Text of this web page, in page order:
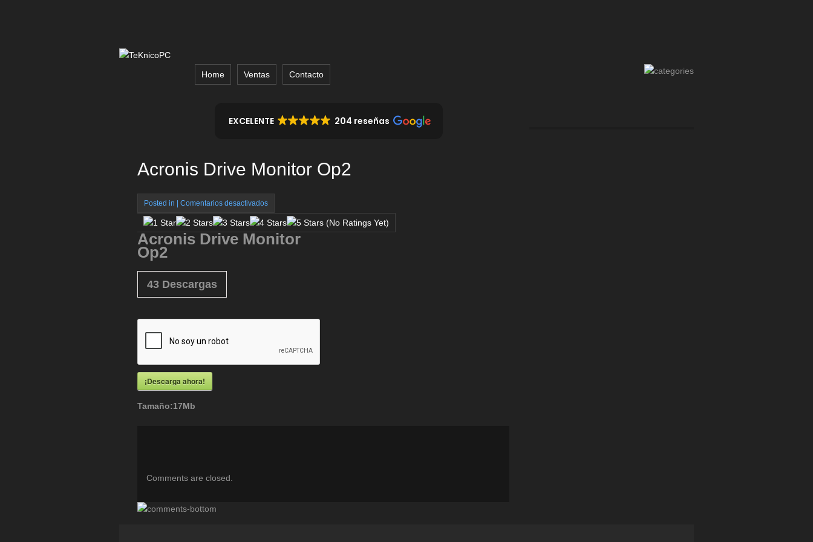
Home Ventas Contacto
EXCELENTE 204 reseñas
Acronis Drive Monitor Op2
Posted in | Comentarios desactivadosen
Acronis
Monitor
(No Ratings Yet)
Acronis Drive Monitor
Op2
43 Descargas
¡Descarga ahora!
Tamaño:17Mb
Comments are closed.